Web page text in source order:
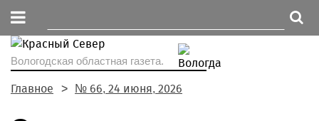
Вологодская областная газета.
Главное № 66, 24 июня, 2026